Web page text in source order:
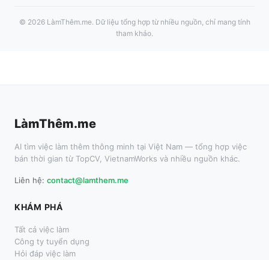
© 2026 LàmThêm.me. Dữ liệu tổng hợp từ nhiều nguồn, chỉ mang tính
tham khảo.
LàmThêm.me
AI tìm việc làm thêm thông minh tại Việt Nam — tổng hợp việc
bán thời gian từ TopCV, VietnamWorks và nhiều nguồn khác.
Liên hệ: contact@lamthem.me
KHÁM PHÁ
Tất cả việc làm
Công ty tuyển dụng
Hỏi đáp việc làm